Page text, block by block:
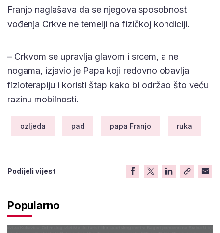
Franjo naglašava da se njegova sposobnost
vođenja Crkve ne temelji na fizičkoj kondiciji.
– Crkvom se upravlja glavom i srcem, a ne
nogama, izjavio je Papa koji redovno obavlja
fizioterapiju i koristi štap kako bi održao što veću
razinu mobilnosti.
ozljeda pad papa Franjo ruka
Podijeli vijest
Popularno